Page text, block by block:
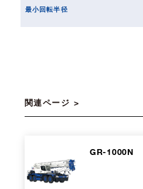
最小回転半径
関連ページ
GR-1000N